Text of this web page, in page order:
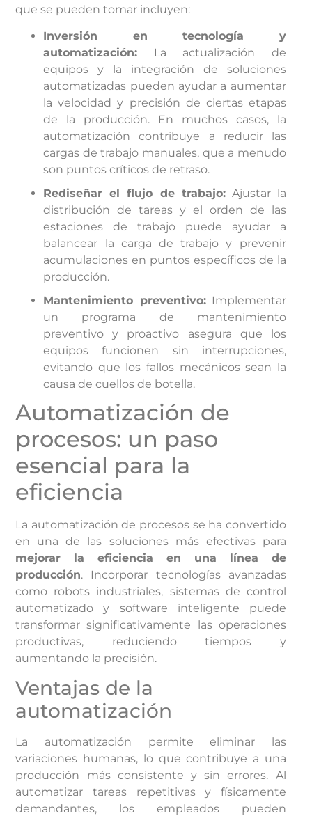
que se pueden tomar incluyen:
Inversión en tecnología y
automatización: La actualización de
equipos y la integración de soluciones
automatizadas pueden ayudar a aumentar
la velocidad y precisión de ciertas etapas
de la producción. En muchos casos, la
automatización contribuye a reducir las
cargas de trabajo manuales, que a menudo
son puntos críticos de retraso.
Rediseñar el flujo de trabajo:Ajustar la
distribución de tareas y el orden de las
estaciones de trabajo puede ayudar a
balancear la carga de trabajo y prevenir
acumulaciones en puntos específicos de la
producción.
Mantenimiento preventivo:Implementar
un programa de mantenimiento
preventivo y proactivo asegura que los
equipos funcionen sin interrupciones,
evitando que los fallos mecánicos sean la
causa de cuellos de botella.
Automatización de
procesos: un paso
esencial para la
eficiencia
La automatización de procesos se ha convertido
en una de las soluciones más efectivas para
mejorar la eficiencia en una línea de
producción. Incorporar tecnologías avanzadas
como robots industriales, sistemas de control
automatizado y software inteligente puede
transformar significativamente las operaciones
productivas, reduciendo tiempos y
aumentando la precisión.
Ventajas de la
automatización
La automatización permite eliminar las
variaciones humanas, lo que contribuye a una
producción más consistente y sin errores. Al
automatizar tareas repetitivas y físicamente
demandantes, los empleados pueden